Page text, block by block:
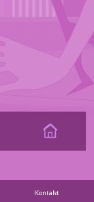
Kontakt